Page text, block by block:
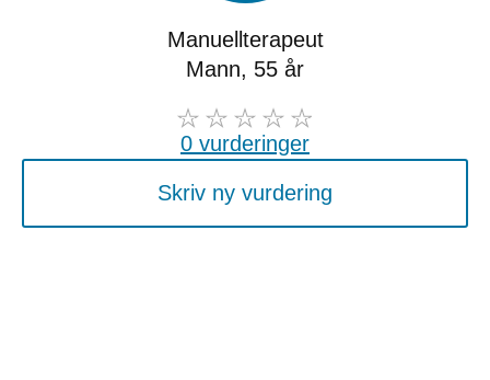
Manuellterapeut
Mann, 55 år
0 vurderinger
Skriv ny vurdering